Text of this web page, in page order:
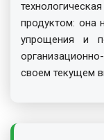
продуктом: она
упрощения и
своем текущем